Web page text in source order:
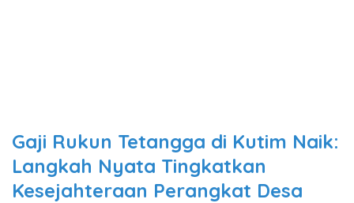
Gaji Rukun Tetangga di Kutim Naik:
Langkah Nyata Tingkatkan
Kesejahteraan Perangkat Desa